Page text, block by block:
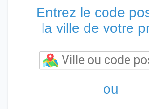
Entrez le code
la ville de votre
ou